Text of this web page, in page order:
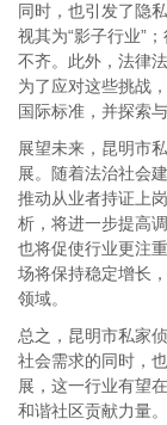
同时，也引发了隐
视其为“影子行业”
不齐。此外，法律
为了应对这些挑战
国际标准，并探索
展望未来，昆明市
展。随着法治社会
推动从业者持证上
析，将进一步提高
也将促使行业更注
场将保持稳定增长
领域。
总之，昆明市私家
社会需求的同时，
展，这一行业有望
和谐社区贡献力量